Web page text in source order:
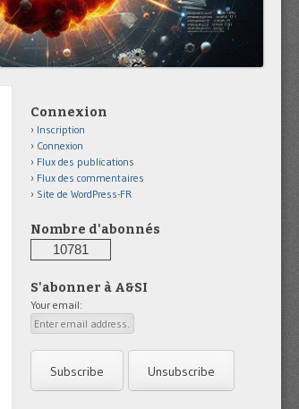
Connexion
Inscription
Connexion
Flux des publications
Flux des commentaires
Site de WordPress-FR
Nombre d'abonnés
10781
S'abonner à A&SI
Your email: